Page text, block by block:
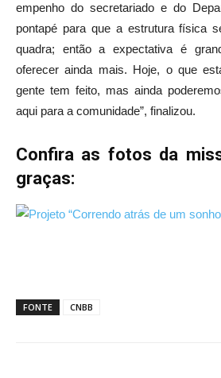
empenho do secretariado e do
pontapé para que a estrutura física
quadra; então a expectativa é
oferecer ainda mais. Hoje, o que
gente tem feito, mas ainda
aqui para a comunidade”, finalizou.
Confira as fotos da
graças:
FONTE CNBB